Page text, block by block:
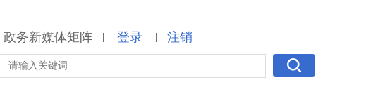
政务新媒体矩阵 | 登录 | 注销